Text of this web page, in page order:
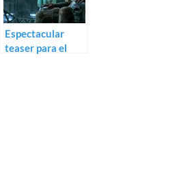
Espectacular
teaser para el